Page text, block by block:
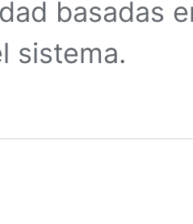
basadas
sistema.